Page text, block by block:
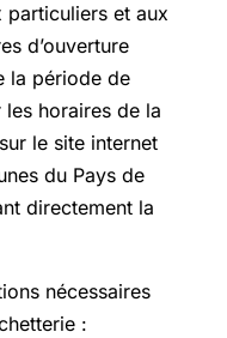
particuliers et aux
d’ouverture
la période de
les horaires de la
le site internet
du Pays de
directement la
nécessaires
: